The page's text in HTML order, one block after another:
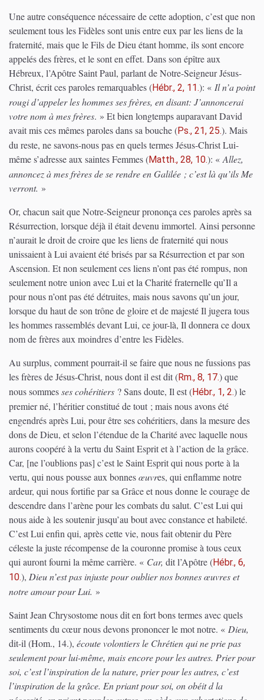
Une autre conséquence nécessaire de cette adoption, c’est que non
seulement tous les Fidèles sont unis entre eux par les liens de la
fraternité, mais que le Fils de Dieu étant homme, ils sont encore
appelés des frères, et le sont en effet. Dans son épître aux
Hébreux, l’Apôtre Saint Paul, parlant de Notre-Seigneur Jésus-
Christ, écrit ces paroles remarquables(Hébr., 2, 11.): « Il n’a point
rougi d’appeler les hommes ses frères, en disant: J’annoncerai
votre nom à mes frères. » Et bien longtemps auparavant David
avait mis ces mêmes paroles dans sa bouche(Ps., 21, 25.). Mais
du reste, ne savons-nous pas en quels termes Jésus-Christ Lui-
même s’adresse aux saintes Femmes(Matth., 28, 10.): «Allez,
annoncez à mes frères de se rendre en Galilée ; c’est là qu’ils Me
verront. »
Or, chacun sait que Notre-Seigneur prononça ces paroles après sa
Résurrection, lorsque déjà il était devenu immortel. Ainsi personne
n’aurait le droit de croire que les liens de fraternité qui nous
unissaient à Lui avaient été brisés par sa Résurrection et par son
Ascension. Et non seulement ces liens n’ont pas été rompus, non
seulement notre union avec Lui et la Charité fraternelle qu’Il a
pour nous n’ont pas été détruites, mais nous savons qu’un jour,
lorsque du haut de son trône de gloire et de majesté Il jugera tous
les hommes rassemblés devant Lui, ce jour-là, Il donnera ce doux
nom de frères aux moindres d’entre les Fidèles.
Au surplus, comment pourrait-il se faire que nous ne fussions pas
les frères de Jésus-Christ, nous dont il est dit(Rm., 8, 17.)que
nous sommesses cohéritiers ? Sans doute, Il est(Hébr., 1, 2.)le
premier né, l’héritier constitué de tout ; mais nous avons été
engendrés après Lui, pour être ses cohéritiers, dans la mesure des
dons de Dieu, et selon l’étendue de la Charité avec laquelle nous
aurons coopéré à la vertu du Saint Esprit et à l’action de la grâce.
Car, [ne l’oublions pas] c’est le Saint Esprit qui nous porte à la
vertu, qui nous pousse aux bonnesœuvres, qui enflamme notre
ardeur, qui nous fortifie par sa Grâce et nous donne le courage de
descendre dans l’arène pour les combats du salut. C’est Lui qui
nous aide à les soutenir jusqu’au bout avec constance et habileté.
C’est Lui enfin qui, après cette vie, nous fait obtenir du Père
céleste la juste récompense de la couronne promise à tous ceux
qui auront fourni la même carrière. « Car, dit l’Apôtre(Hébr., 6,
10.), Dieu n’est pas injuste pour oublier nos bonnes œuvres et
notre amour pour Lui. »
Saint Jean Chrysostome nous dit en fort bons termes avec quels
sentiments du cœur nous devons prononcer le mot notre. « Dieu,
dit-il(Hom., 14.), écoute volontiers le Chrétien qui ne prie pas
seulement pour lui-même, mais encore pour les autres. Prier pour
soi, c’est l’inspiration de la nature, prier pour les autres, c’est
l’inspiration de la grâce. En priant pour soi, on obéit d la